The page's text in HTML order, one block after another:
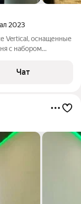
2023
Vertical, оснащенные
с набором
кровать. Есть
Чат